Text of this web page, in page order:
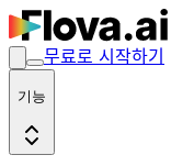
무료로 시작하기
기능